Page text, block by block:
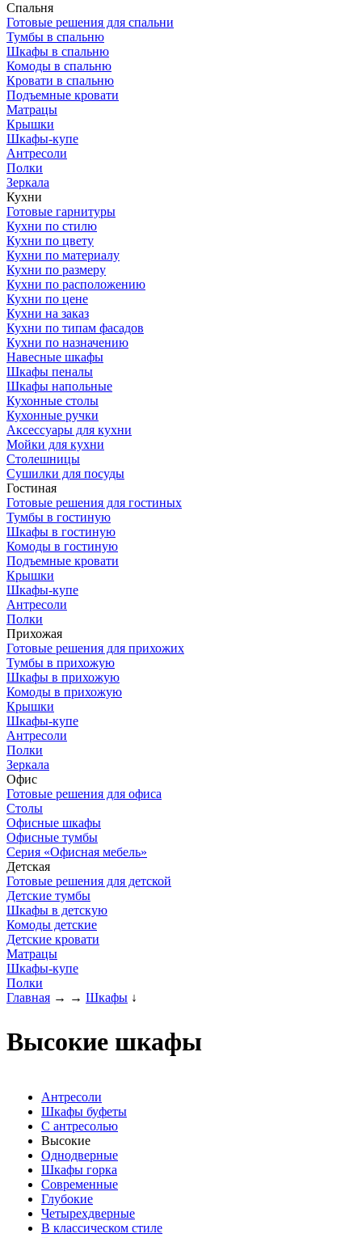
Спальня
Готовые решения для спальни
Тумбы в спальню
Шкафы в спальню
Комоды в спальню
Кровати в спальню
Подъемные кровати
Матрацы
Крышки
Шкафы-купе
Антресоли
Полки
Зеркала
Кухни
Готовые гарнитуры
Кухни по стилю
Кухни по цвету
Кухни по материалу
Кухни по размеру
Кухни по расположению
Кухни по цене
Кухни на заказ
Кухни по типам фасадов
Кухни по назначению
Навесные шкафы
Шкафы пеналы
Шкафы напольные
Кухонные столы
Кухонные ручки
Аксессуары для кухни
Мойки для кухни
Столешницы
Сушилки для посуды
Гостиная
Готовые решения для гостиных
Тумбы в гостиную
Шкафы в гостиную
Комоды в гостиную
Подъемные кровати
Крышки
Шкафы-купе
Антресоли
Полки
Прихожая
Готовые решения для прихожих
Тумбы в прихожую
Шкафы в прихожую
Комоды в прихожую
Крышки
Шкафы-купе
Антресоли
Полки
Зеркала
Офис
Готовые решения для офиса
Столы
Офисные шкафы
Офисные тумбы
Серия «Офисная мебель»
Детская
Готовые решения для детской
Детские тумбы
Шкафы в детскую
Комоды детские
Детские кровати
Матрацы
Шкафы-купе
Полки
Главная → → Шкафы ↓
Высокие шкафы
Антресоли
Шкафы буфеты
С антресолью
Высокие
Однодверные
Шкафы горка
Современные
Глубокие
Четырехдверные
В классическом стиле